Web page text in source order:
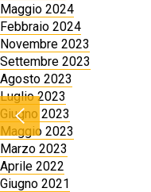
Maggio 2024
Febbraio 2024
Novembre 2023
Settembre 2023
Agosto 2023
Luglio 2023
Giugno 2023
Maggio 2023
Marzo 2023
Aprile 2022
Giugno 2021